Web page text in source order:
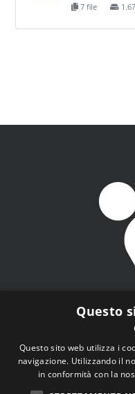
7 file
FITAV - Federazione
n.74,
Questo
Questo sito web utilizza i
navigazione. Utilizzando il
in conformità con la